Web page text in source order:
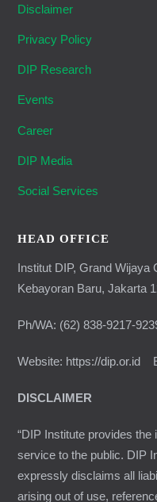
Disclaimer
Privacy Policy
DIP Research
Events
Career
DIP Media
Social Services
HEAD OFFICE
Institut DIP, Grand Wijaya
Kebayoran Baru, Jakarta
Ph/WA: (62) 838-9217-
Website: https://dip.or.id
DISCLAIMER
“DIP Institute provides
service to the public. DIP
expressly disclaims all
arising out of use,